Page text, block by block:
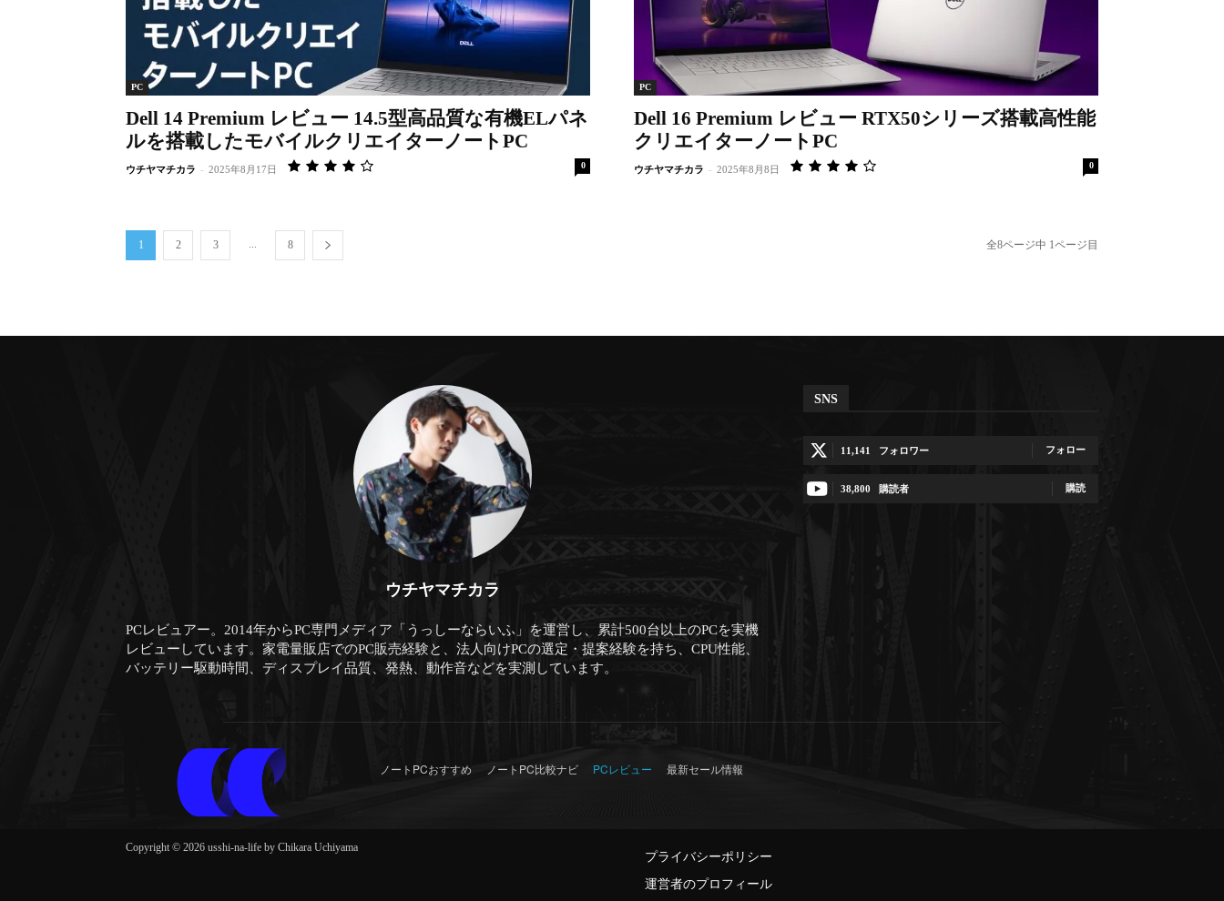
PC
Dell 14 Premium レビュー 14.5型高品質な有機ELパネ
ルを搭載したモバイルクリエイターノートPC
ウチヤマチカラ - 2025年8月17日 0
PC
Dell 16 Premium レビュー RTX50シリーズ搭載高性能
クリエイターノートPC
ウチヤマチカラ - 2025年8月8日 0
1 2 3 ... 8 全8ページ中 1ページ目
ウチヤマチカラ
PCレビュアー。2014年からPC専門メディア「うっしーならいふ」を運営し、累計500台以上のPCを実機
レビューしています。家電量販店でのPC販売経験と、法人向けPCの選定・提案経験を持ち、CPU性能、
バッテリー駆動時間、ディスプレイ品質、発熱、動作音などを実測しています。
SNS
11,141 フォロワー フォロー
38,800 購読者 購読
ノートPCおすすめ ノートPC比較ナビ PCレビュー 最新セール情報
Copyright © 2026 usshi-na-life by Chikara Uchiyama
プライバシーポリシー
運営者のプロフィール